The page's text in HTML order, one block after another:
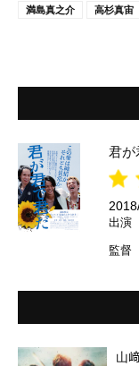
満島真之介
高杉真宙
君が
出演
監督
山